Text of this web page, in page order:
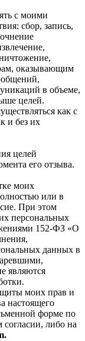
с моими
сбор, запись,
оказывающим
в объеме,
целей.
как с
и без их
целей
его отзыва.
моих
или в
При этом
персональных
152-ФЗ «О
данных в
являются
моих прав и
настоящего
форме по
согласии, либо на